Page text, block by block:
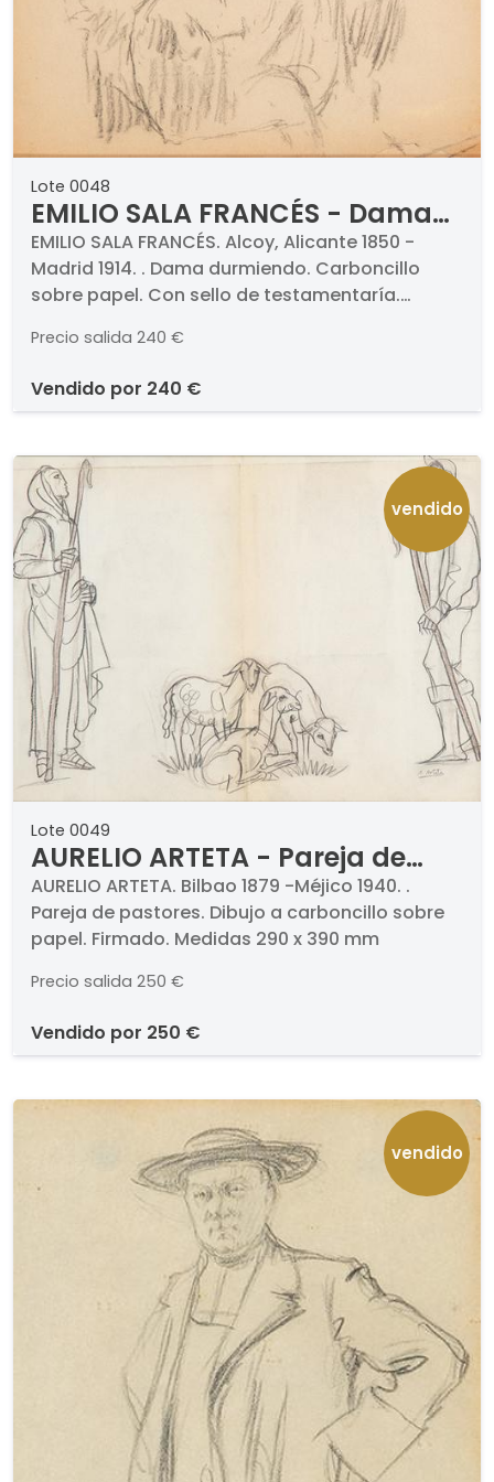
Lote 0048
EMILIO SALA FRANCÉS - Dama
durmiendo
EMILIO SALA FRANCÉS. Alcoy, Alicante 1850 -
Madrid 1914. . Dama durmiendo. Carboncillo
sobre papel. Con sello de testamentaría.
Precio salida 240 €
vendido por 240 €
vendido
Lote 0049
AURELIO ARTETA - Pareja de
pastores
AURELIO ARTETA. Bilbao 1879 -Méjico 1940. .
Pareja de pastores. Dibujo a carboncillo sobre
papel. Firmado. Medidas 290 x 390 mm
Precio salida 250 €
vendido por 250 €
vendido